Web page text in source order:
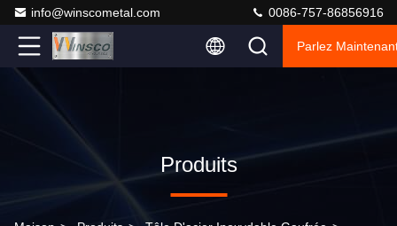
info@winscometal.com 0086-757-86856916
Parlez
Produits